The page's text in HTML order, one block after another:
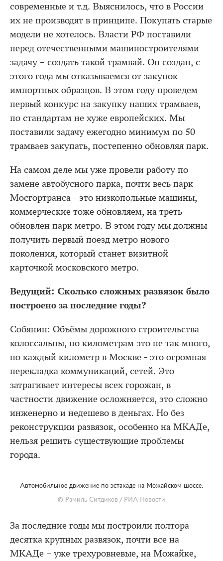
современные и т.д. Выяснилось, что в России
их не производят в принципе. Покупать старые
модели не хотелось. Власти РФ поставили
перед отечественными машиностроителями
задачу – создать такой трамвай. Он создан, с
этого года мы отказываемся от закупок
импортных образцов. В этом году проведем
первый конкурс на закупку наших трамваев,
по стандартам не хуже европейских. Мы
поставили задачу ежегодно минимум по 50
трамваев закупать, постепенно обновляя парк.
На самом деле мы уже провели работу по
замене автобусного парка, почти весь парк
Мосгортранса - это низкопольные машины,
коммерческие тоже обновляем, на треть
обновлен парк метро. В этом году мы должны
получить первый поезд метро нового
поколения, который станет визитной
карточкой московского метро.
Ведущий: Сколько сложных развязок было
построено за последние годы?
Собянин: Объёмы дорожного строительства
колоссальны, по километрам это не так много,
но каждый километр в Москве - это огромная
перекладка коммуникаций, сетей. Это
затрагивает интересы всех горожан, в
частности движение осложняется, это сложно
инженерно и недешево в деньгах. Но без
реконструкции развязок, особенно на МКАДе,
нельзя решить существующие проблемы
города.
Автомобильное движение по эстакаде на Можайском шоссе.
© Рамиль Ситдиков / РИА Новости
За последние годы мы построили полтора
десятка крупных развязок, почти все на
МКАДе – уже трехуровневые, на Можайке,